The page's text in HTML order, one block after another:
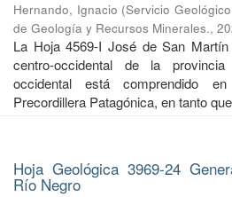
Hernando, Ignacio (Servicio
de Geología y Recursos Minerales.,
La Hoja 4569-I José de San
centro-occidental de la
occidental está comprendido
Precordillera Patagónica, en tanto
Hoja Geológica 3969-24
Río Negro